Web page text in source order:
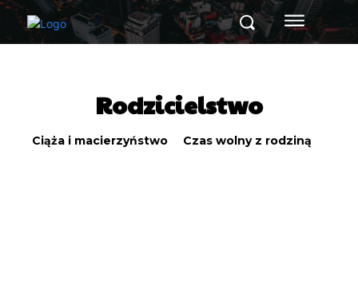
Rodzicielstwo
Ciąża i macierzyństwo Czas wolny z rodziną